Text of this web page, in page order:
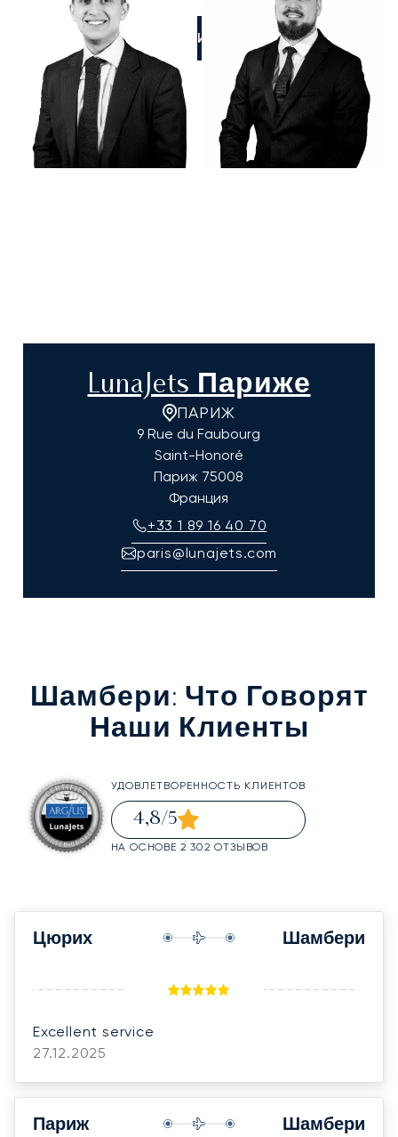
ПОЗВОНИТЕ НАМ
LunaJets Париже
ПАРИЖ
9 Rue du Faubourg
Saint-Honoré
Париж 75008
Франция
+33 1 89 16 40 70
paris@lunajets.com
Шамбери: Что Говорят
Наши Клиенты
УДОВЛЕТВОРЕННОСТЬ КЛИЕНТОВ
4,8/5
НА ОСНОВЕ 2 302 ОТЗЫВОВ
Цюрих Шамбери
Excellent service
27.12.2025
Париж Шамбери